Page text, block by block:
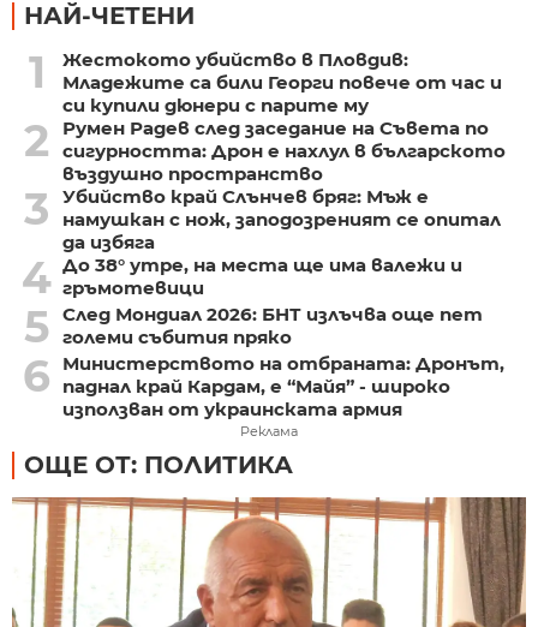
НАЙ-ЧЕТЕНИ
1
Жестокото убийство в Пловдив:
Младежите са били Георги повече от час и
си купили дюнери с парите му
2
Румен Радев след заседание на Съвета по
сигурността: Дрон е нахлул в българското
въздушно пространство
3
Убийство край Слънчев бряг: Мъж е
намушкан с нож, заподозреният се опитал
да избяга
4 До 38° утре, на места ще има валежи и
гръмотевици
5 След Мондиал 2026: БНТ излъчва още пет
големи събития пряко
6
Министерството на отбраната: Дронът,
паднал край Кардам, е “Майя” - широко
използван от украинската армия
Реклама
ОЩЕ ОТ: ПОЛИТИКА